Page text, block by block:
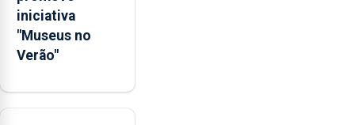
Regional.
iniciativa
"Museus no
Verão"